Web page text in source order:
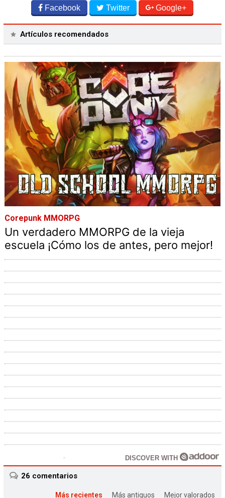
Facebook Twitter Google+
Artículos recomendados
Corepunk MMORPG
Un verdadero MMORPG de la vieja
escuela ¡Cómo los de antes, pero mejor!
DISCOVER WITH
26 comentarios
Más recientes Más antiguos Mejor valorados